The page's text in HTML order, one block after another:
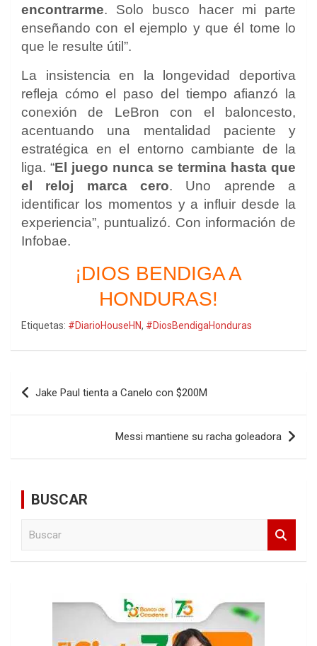
encontrarme. Solo busco hacer mi parte
enseñando con el ejemplo y que él tome lo
que le resulte útil”.
La insistencia en la longevidad deportiva
refleja cómo el paso del tiempo afianzó la
conexión de LeBron con el baloncesto,
acentuando una mentalidad paciente y
estratégica en el entorno cambiante de la
liga. “El juego nunca se termina hasta que
el reloj marca cero. Uno aprende a
identificar los momentos y a influir desde la
experiencia”, puntualizó. Con información de
Infobae.
¡DIOS BENDIGA A
HONDURAS!
Etiquetas: #DiarioHouseHN, #DiosBendigaHonduras
Navegación
de
Jake Paul tienta a Canelo con $200M
Messi mantiene su racha goleadora
BUSCAR